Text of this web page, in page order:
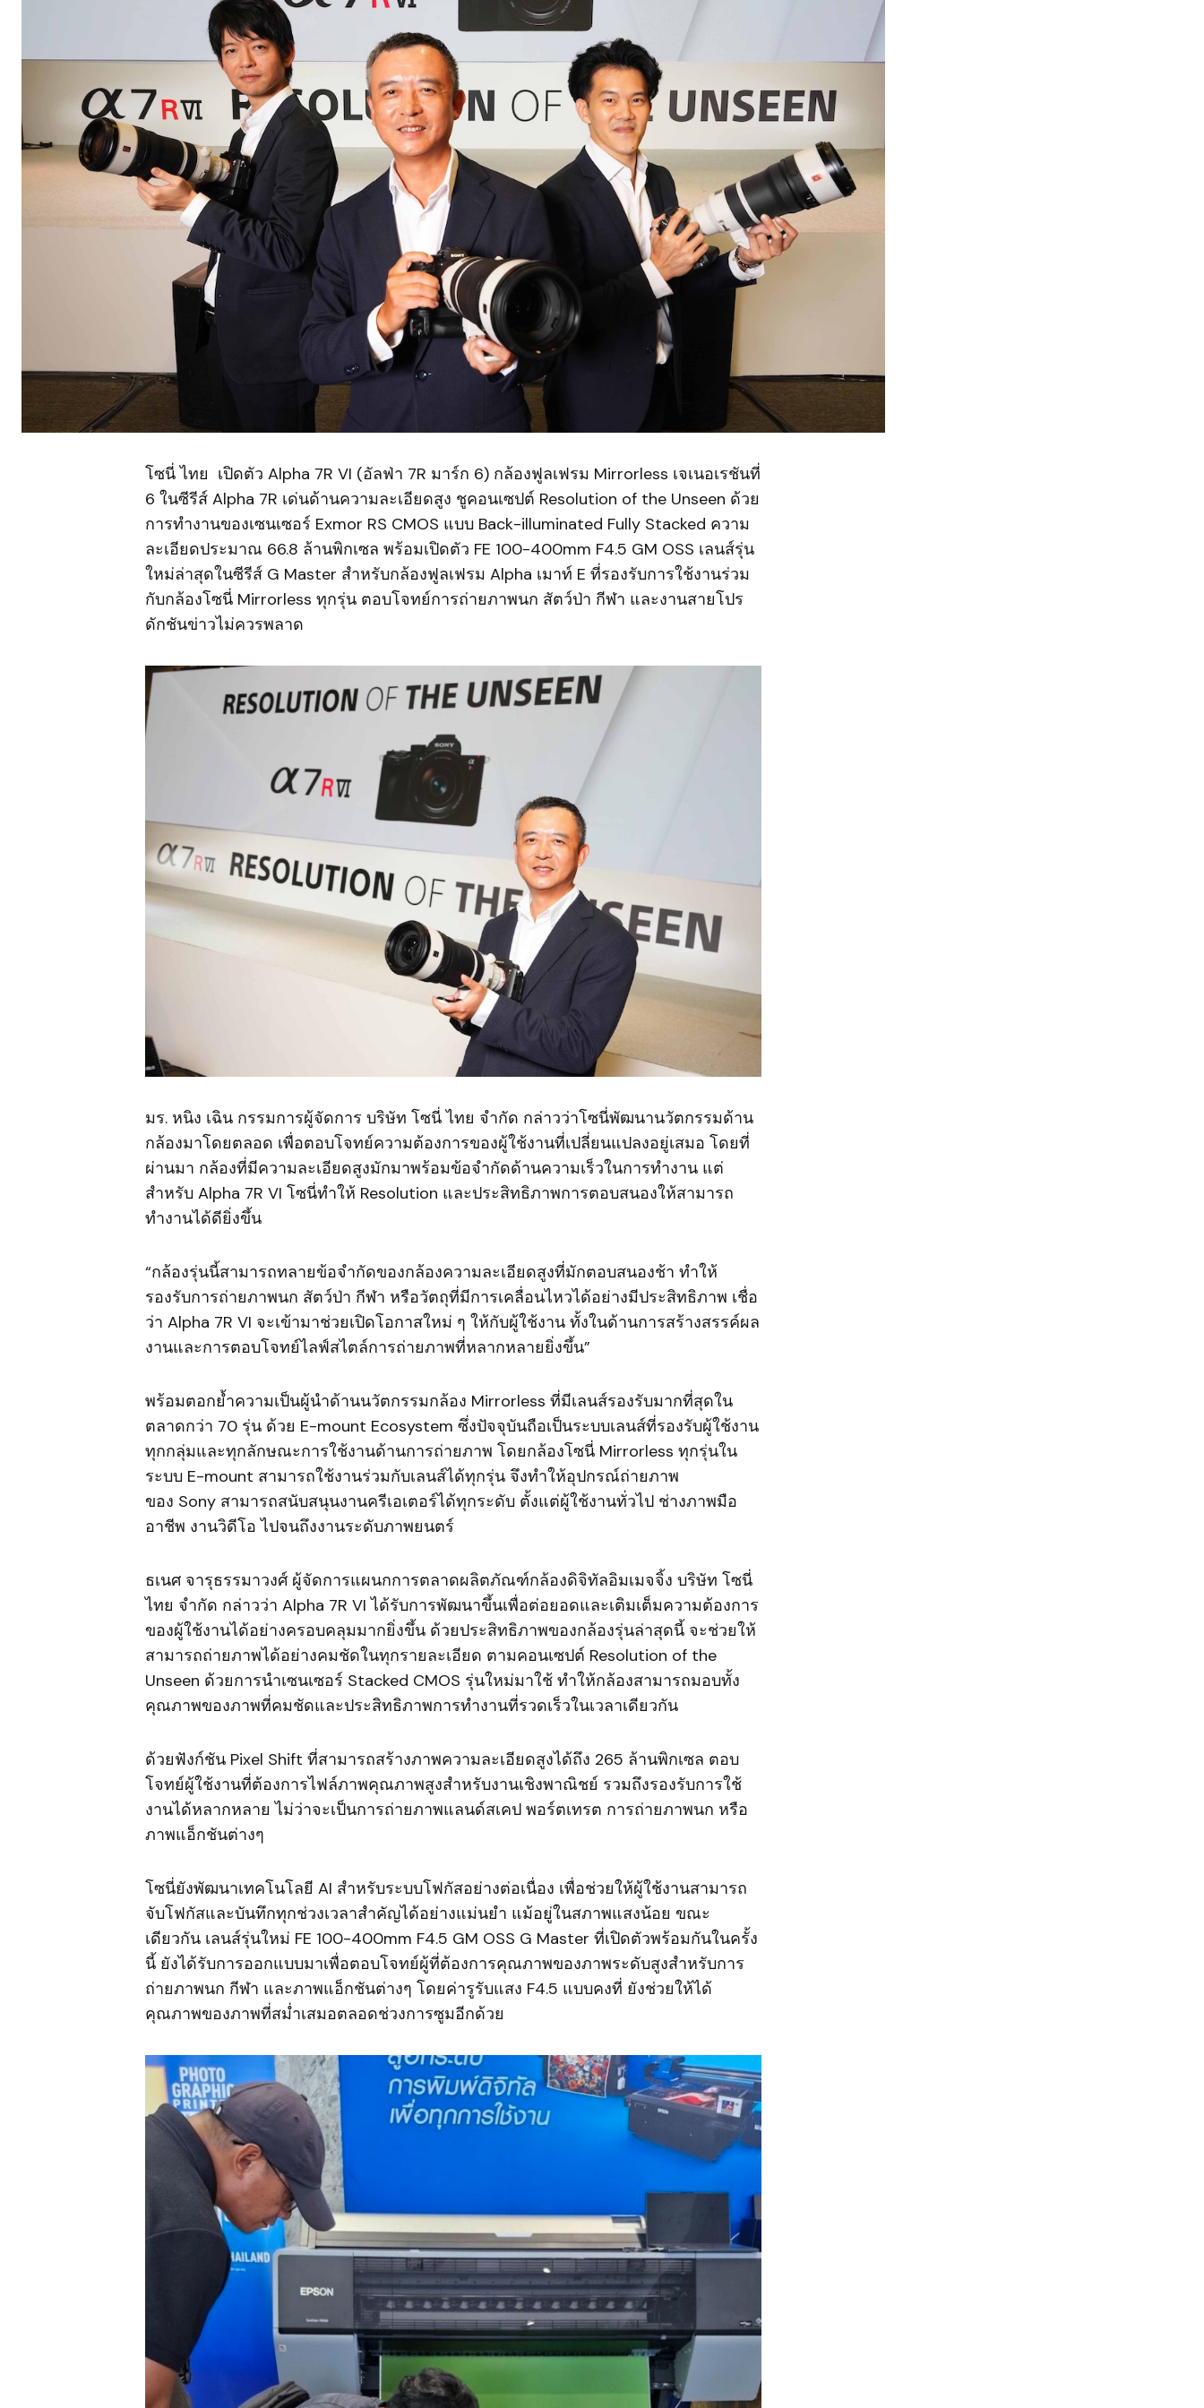
โซนี่ ไทย เปิดตัว Alpha 7R VI (อัลฟ่า 7R มาร์ก 6) กล้องฟูลเฟรม Mirrorless เจเนอเรชันที่
6 ในซีรีส์ Alpha 7R เด่นด้านความละเอียดสูง ชูคอนเซปต์ Resolution of the Unseen ด้วย
การทำงานของเซนเซอร์ Exmor RS CMOS แบบ Back-illuminated Fully Stacked ความ
ละเอียดประมาณ 66.8 ล้านพิกเซล พร้อมเปิดตัว FE 100-400mm F4.5 GM OSS เลนส์รุ่น
ใหม่ล่าสุดในซีรีส์ G Master สำหรับกล้องฟูลเฟรม Alpha เมาท์ E ที่รองรับการใช้งานร่วม
กับกล้องโซนี่ Mirrorless ทุกรุ่น ตอบโจทย์การถ่ายภาพนก สัตว์ป่า กีฬา และงานสายโปร
ดักชันข่าวไม่ควรพลาด
มร. หนิง เฉิน กรรมการผู้จัดการ บริษัท โซนี่ ไทย จำกัด กล่าวว่าโซนี่พัฒนานวัตกรรมด้าน
กล้องมาโดยตลอด เพื่อตอบโจทย์ความต้องการของผู้ใช้งานที่เปลี่ยนแปลงอยู่เสมอ โดยที่
ผ่านมา กล้องที่มีความละเอียดสูงมักมาพร้อมข้อจำกัดด้านความเร็วในการทำงาน แต่
สำหรับ Alpha 7R VI โซนี่ทำให้ Resolution และประสิทธิภาพการตอบสนองให้สามารถ
ทำงานได้ดียิ่งขึ้น
“กล้องรุ่นนี้สามารถทลายข้อจำกัดของกล้องความละเอียดสูงที่มักตอบสนองช้า ทำให้
รองรับการถ่ายภาพนก สัตว์ป่า กีฬา หรือวัตถุที่มีการเคลื่อนไหวได้อย่างมีประสิทธิภาพ เชื่อ
ว่า Alpha 7R VI จะเข้ามาช่วยเปิดโอกาสใหม่ ๆ ให้กับผู้ใช้งาน ทั้งในด้านการสร้างสรรค์ผล
งานและการตอบโจทย์ไลฟ์สไตล์การถ่ายภาพที่หลากหลายยิ่งขึ้น”
พร้อมตอกย้ำความเป็นผู้นำด้านนวัตกรรมกล้อง Mirrorless ที่มีเลนส์รองรับมากที่สุดใน
ตลาดกว่า 70 รุ่น ด้วย E-mount Ecosystem ซึ่งปัจจุบันถือเป็นระบบเลนส์ที่รองรับผู้ใช้งาน
ทุกกลุ่มและทุกลักษณะการใช้งานด้านการถ่ายภาพ โดยกล้องโซนี่ Mirrorless ทุกรุ่นใน
ระบบ E-mount สามารถใช้งานร่วมกับเลนส์ได้ทุกรุ่น จึงทำให้อุปกรณ์ถ่ายภาพ
ของ Sony สามารถสนับสนุนงานครีเอเตอร์ได้ทุกระดับ ตั้งแต่ผู้ใช้งานทั่วไป ช่างภาพมือ
อาชีพ งานวิดีโอ ไปจนถึงงานระดับภาพยนตร์
ธเนศ จารุธรรมาวงศ์ ผู้จัดการแผนกการตลาดผลิตภัณฑ์กล้องดิจิทัลอิมเมจจิ้ง บริษัท โซนี่
ไทย จำกัด กล่าวว่า Alpha 7R VI ได้รับการพัฒนาขึ้นเพื่อต่อยอดและเติมเต็มความต้องการ
ของผู้ใช้งานได้อย่างครอบคลุมมากยิ่งขึ้น ด้วยประสิทธิภาพของกล้องรุ่นล่าสุดนี้ จะช่วยให้
สามารถถ่ายภาพได้อย่างคมชัดในทุกรายละเอียด ตามคอนเซปต์ Resolution of the
Unseen ด้วยการนำเซนเซอร์ Stacked CMOS รุ่นใหม่มาใช้ ทำให้กล้องสามารถมอบทั้ง
คุณภาพของภาพที่คมชัดและประสิทธิภาพการทำงานที่รวดเร็วในเวลาเดียวกัน
ด้วยฟังก์ชัน Pixel Shift ที่สามารถสร้างภาพความละเอียดสูงได้ถึง 265 ล้านพิกเซล ตอบ
โจทย์ผู้ใช้งานที่ต้องการไฟล์ภาพคุณภาพสูงสำหรับงานเชิงพาณิชย์ รวมถึงรองรับการใช้
งานได้หลากหลาย ไม่ว่าจะเป็นการถ่ายภาพแลนด์สเคป พอร์ตเทรต การถ่ายภาพนก หรือ
ภาพแอ็กชันต่างๆ
โซนี่ยังพัฒนาเทคโนโลยี AI สำหรับระบบโฟกัสอย่างต่อเนื่อง เพื่อช่วยให้ผู้ใช้งานสามารถ
จับโฟกัสและบันทึกทุกช่วงเวลาสำคัญได้อย่างแม่นยำ แม้อยู่ในสภาพแสงน้อย ขณะ
เดียวกัน เลนส์รุ่นใหม่ FE 100-400mm F4.5 GM OSS G Master ที่เปิดตัวพร้อมกันในครั้ง
นี้ ยังได้รับการออกแบบมาเพื่อตอบโจทย์ผู้ที่ต้องการคุณภาพของภาพระดับสูงสำหรับการ
ถ่ายภาพนก กีฬา และภาพแอ็กชันต่างๆ โดยค่ารูรับแสง F4.5 แบบคงที่ ยังช่วยให้ได้
คุณภาพของภาพที่สม่ำเสมอตลอดช่วงการซูมอีกด้วย